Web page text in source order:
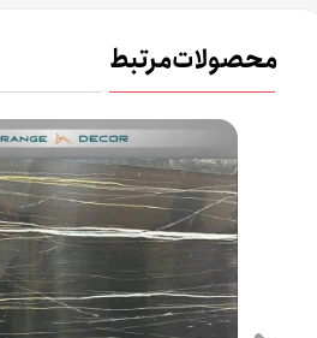
محصولات مرتبط